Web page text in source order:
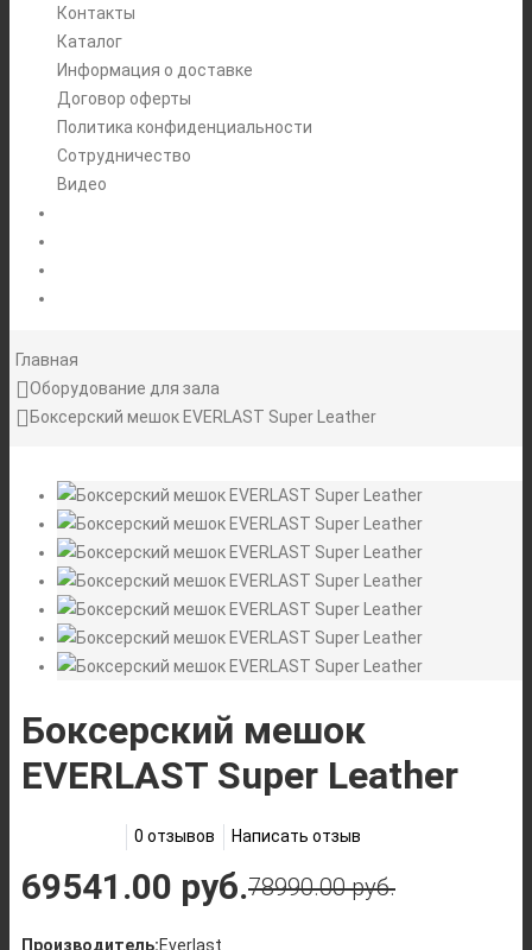
Контакты
Каталог
Информация о доставке
Договор оферты
Политика конфиденциальности
Сотрудничество
Видео
Главная
Оборудование для зала
Боксерский мешок EVERLAST Super Leather
Боксерский мешок
EVERLAST Super Leather
0 отзывов Написать отзыв
69541.00 руб.78990.00 руб.
Производитель:Everlast